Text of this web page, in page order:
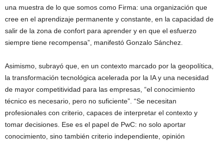
una muestra de lo que somos como Firma: una organización que
cree en el aprendizaje permanente y constante, en la capacidad de
salir de la zona de confort para aprender y en que el esfuerzo
siempre tiene recompensa”, manifestó Gonzalo Sánchez.
Asimismo, subrayó que, en un contexto marcado por la geopolítica,
la transformación tecnológica acelerada por la IA y una necesidad
de mayor competitividad para las empresas, “el conocimiento
técnico es necesario, pero no suficiente”. “Se necesitan
profesionales con criterio, capaces de interpretar el contexto y
tomar decisiones. Ese es el papel de PwC: no solo aportar
conocimiento, sino también criterio independiente, opinión